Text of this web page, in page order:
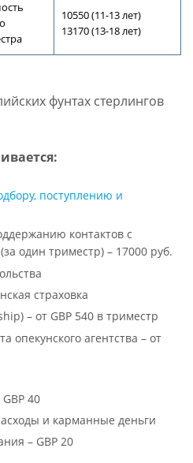
10550 (11-13 лет)
13170 (13-18 лет)
фунтах стерлингов
поступлению и
контактов с
один триместр) – 17000 руб.
страховка
– от GBP 540 в триместр
опекунского агентства – от
40
и карманные деньги
– GBP 20